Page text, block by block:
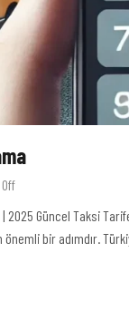
| 2025 Güncel Taksi
bir adımdır.